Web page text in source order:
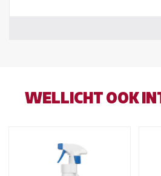
WELLICHT OOK